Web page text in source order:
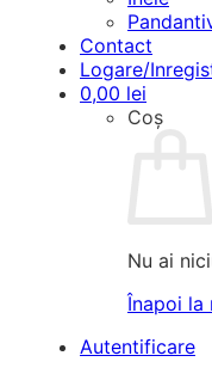
Contact
Logare/
0,00 lei
Coș
Nu ai
Înapoi la
Autentificare